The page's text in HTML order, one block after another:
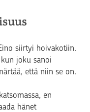
siirtyi hoivakotiin.
joku sanoi
että niin se on.
en
hänet